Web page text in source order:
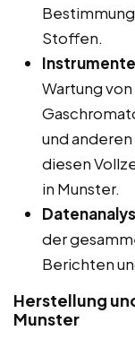
Stoffen.
Wartung
und
diesen
in Munster.
der
Berichten
Herstellung
Munster